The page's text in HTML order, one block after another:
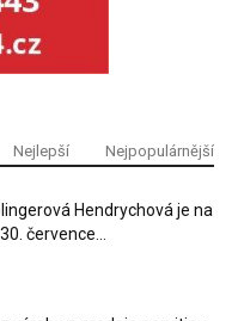
Nejlepší Nejpopulárnější
Hendrychová je na
července...